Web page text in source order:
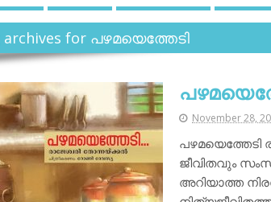
archives for പഴമയെത്തേടി
November 28,
ജീവിതവും
അറിയാത്ത